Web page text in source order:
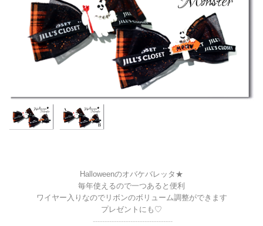
Halloweenのオバケバレッタ★
毎年使えるので一つあると便利
ワイヤー入りなのでリボンのボリューム調整ができます
プレゼントにも♡
----------------------------------